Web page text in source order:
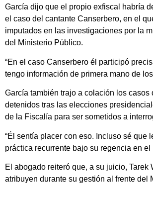
García dijo que el propio exfiscal habría
el caso del cantante Canserbero, en el
imputados en las investigaciones por la
del Ministerio Público.
“En el caso Canserbero él participó
tengo información de primera mano de
García también trajo a colación los
detenidos tras las elecciones
de la Fiscalía para ser sometidos a
“Él sentía placer con eso. Incluso sé que
práctica recurrente bajo su regencia en
El abogado reiteró que, a su juicio,
atribuyen durante su gestión al frente del